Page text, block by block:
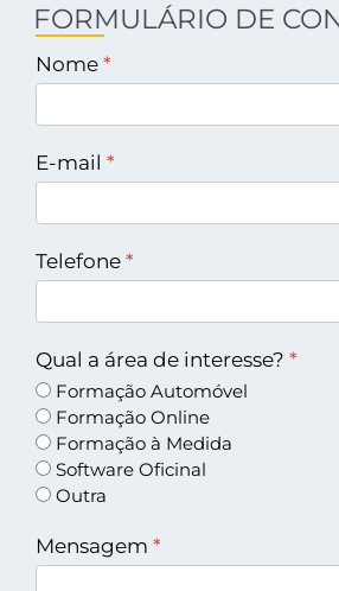
FORMULÁRIO DE
Nome
E-mail
Telefone
Qual a área de interesse?
Formação Automóvel
Formação Online
Formação à Medida
Software Oficinal
Outra
Mensagem